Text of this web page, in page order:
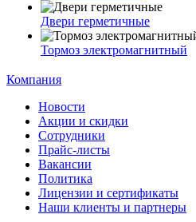
Двери герметичные
Тормоз электромагнитный
Компания
Новости
Акции и скидки
Сотрудники
Прайс-листы
Вакансии
Политика
Лицензии и сертификаты
Наши клиенты и партнеры